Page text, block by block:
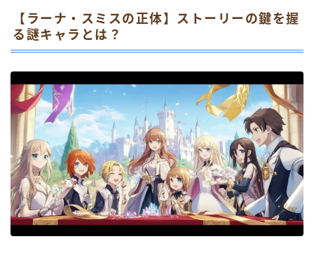
【ラーナ・スミスの正体】ストーリーの鍵を握
る謎キャラとは？